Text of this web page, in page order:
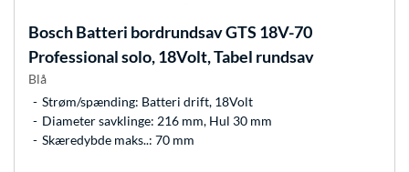
BoschBatteri bordrundsav GTS 18V-70
Professional solo, 18Volt, Tabel rundsav
Blå
Strøm/spænding: Batteri drift, 18Volt
Diameter savklinge: 216 mm, Hul 30 mm
Skæredybde maks..: 70 mm